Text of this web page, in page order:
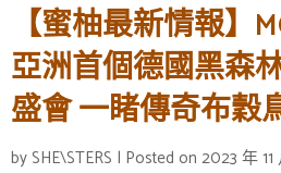
【蜜柚最新情報】
亞洲首個德國黑森
盛會 一睹傳奇布穀
by SHE\STERS | Posted on 2023 年 11